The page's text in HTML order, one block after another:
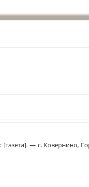
: [газета]. —с. Ковернино,